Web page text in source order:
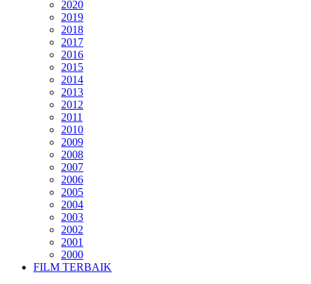
2020
2019
2018
2017
2016
2015
2014
2013
2012
2011
2010
2009
2008
2007
2006
2005
2004
2003
2002
2001
2000
FILM TERBAIK